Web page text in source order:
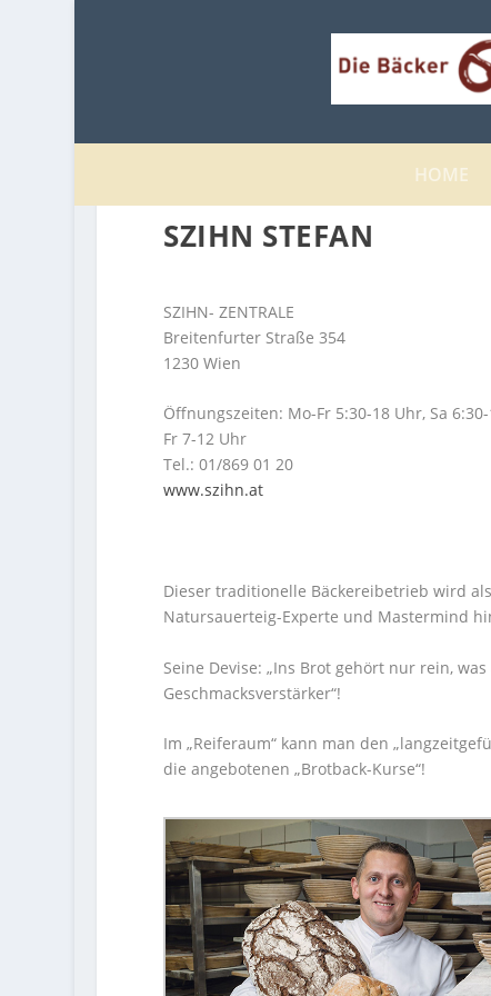
HOME
SZIHN STEFAN
SZIHN- ZENTRALE
Breitenfurter Straße 354
1230 Wien
Öffnungszeiten: Mo-Fr 5:30-18 Uhr, Sa
Fr 7-12 Uhr
Tel.: 01/869 01 20
www.szihn.at
Dieser traditionelle Bäckereibetrieb wird
Natursauerteig-Experte und Mastermind
Seine Devise: „Ins Brot gehört nur rein,
Geschmacksverstärker“!
Im „Reiferaum“ kann man den
die angebotenen „Brotback-Kurse“!